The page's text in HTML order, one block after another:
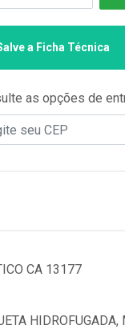
a Ficha Técnica
as opções de
CA 13177